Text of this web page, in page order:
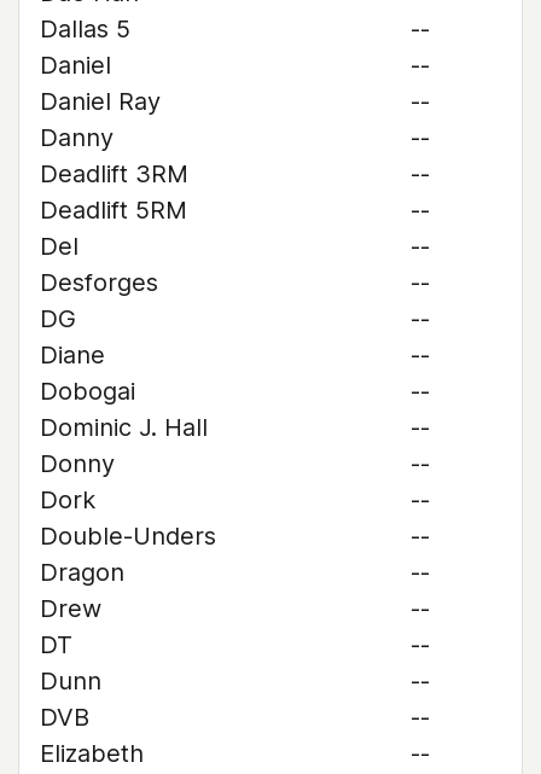
Dallas 5
--
Daniel
--
Daniel Ray
--
Danny
--
Deadlift 3RM
--
Deadlift 5RM
--
Del
--
Desforges
--
DG
--
Diane
--
Dobogai
--
Dominic J. Hall
--
Donny
--
Dork
--
Double-Unders
--
Dragon
--
Drew
--
DT
--
Dunn
--
DVB
--
Elizabeth
--